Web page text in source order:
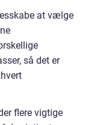
at vælge
så det er
flere vigtige